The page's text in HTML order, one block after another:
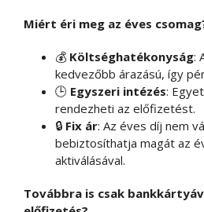
Miért éri meg az éves
💰 Költséghatékonyság:
kedvezőbb árazású, így
🕒 Egyszeri intézés:
rendezheti az előfizetést.
🔒 Fix ár: Az éves díj nem
bebiztosíthatja magát az
aktiválásával.
Továbbra is csak